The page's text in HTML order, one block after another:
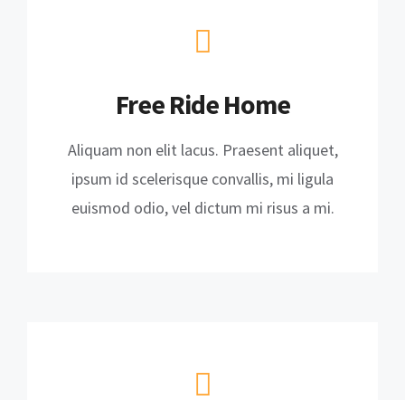
Free Ride Home
Aliquam non elit lacus. Praesent aliquet,
ipsum id scelerisque convallis, mi ligula
euismod odio, vel dictum mi risus a mi.